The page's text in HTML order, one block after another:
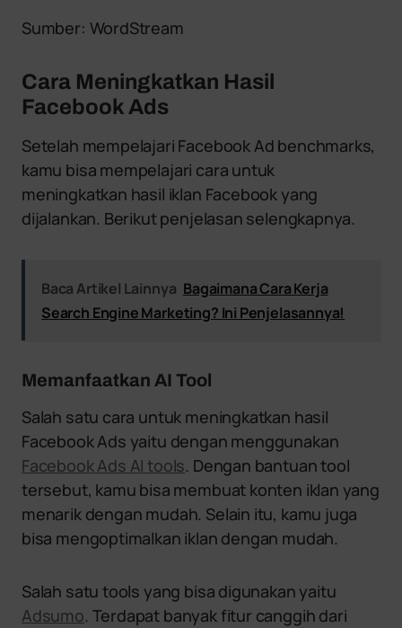
Sumber: WordStream
Cara Meningkatkan Hasil
Facebook Ads
Setelah mempelajari Facebook Ad benchmarks,
kamu bisa mempelajari cara untuk
meningkatkan hasil iklan Facebook yang
dijalankan. Berikut penjelasan selengkapnya.
Baca Artikel Lainnya Bagaimana Cara Kerja
Search Engine Marketing? Ini Penjelasannya!
Memanfaatkan AI Tool
Salah satu cara untuk meningkatkan hasil
Facebook Ads yaitu dengan menggunakan
Facebook Ads AI tools. Dengan bantuan tool
tersebut, kamu bisa membuat konten iklan yang
menarik dengan mudah. Selain itu, kamu juga
bisa mengoptimalkan iklan dengan mudah.
Salah satu tools yang bisa digunakan yaitu
Adsumo. Terdapat banyak fitur canggih dari